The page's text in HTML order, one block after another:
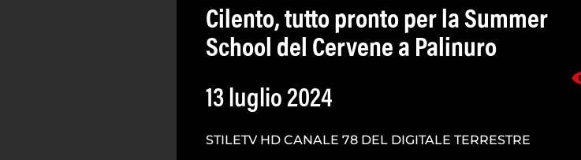
Cilento, tutto pronto per la Summer
School del Cervene a Palinuro
13 luglio 2024
STILETV HD CANALE 78 DEL DIGITALE TERRESTRE